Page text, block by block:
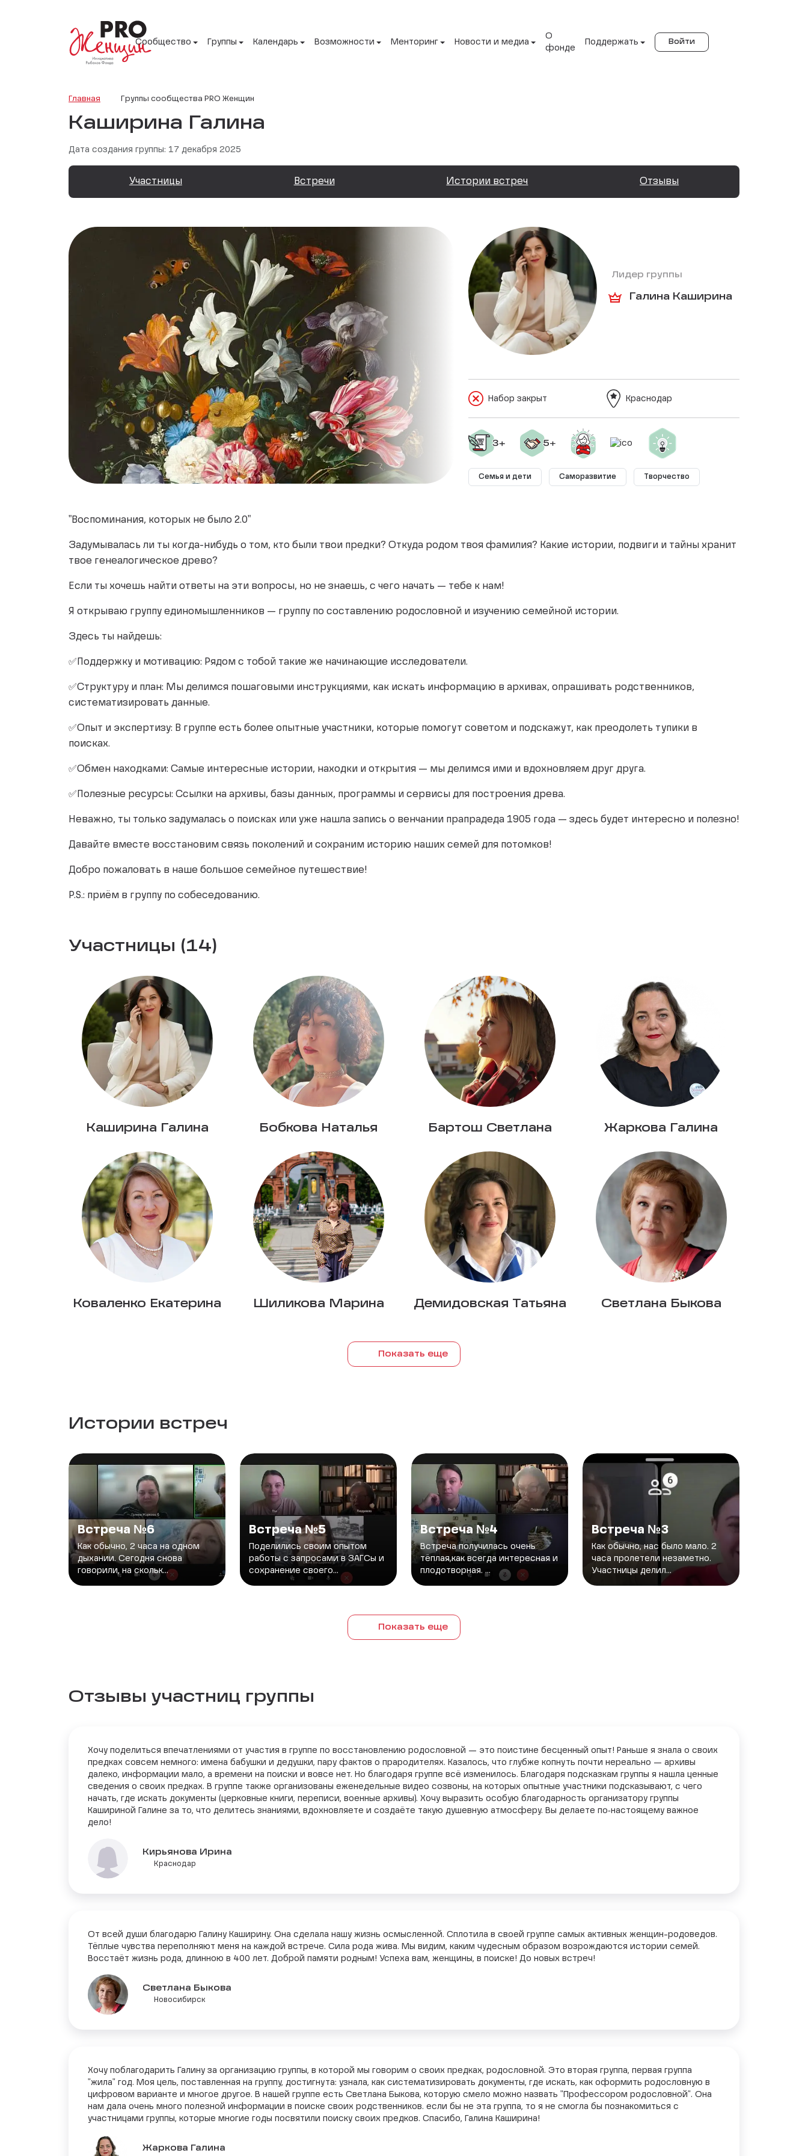
Сообщество Группы Календарь Возможности Менторинг Новости и медиа
О
фонде
Поддержать Войти
Главная Группы сообщества PRO Женщин
Каширина Галина
Дата создания группы: 17 декабря 2025
Участницы Встречи Истории встреч Отзывы
Лидер группы
Галина Каширина
Набор закрыт Краснодар
Семья и дети Саморазвитие Творчество
"Воспоминания, которых не было 2.0"
Задумывалась ли ты когда-нибудь о том, кто были твои предки? Откуда родом твоя фамилия? Какие истории, подвиги и тайны хранит
твое генеалогическое древо?
Если ты хочешь найти ответы на эти вопросы, но не знаешь, с чего начать — тебе к нам!
Я открываю группу единомышленников — группу по составлению родословной и изучению семейной истории.
Здесь ты найдешь:
✅Поддержку и мотивацию: Рядом с тобой такие же начинающие исследователи.
✅Структуру и план: Мы делимся пошаговыми инструкциями, как искать информацию в архивах, опрашивать родственников,
систематизировать данные.
✅Опыт и экспертизу: В группе есть более опытные участники, которые помогут советом и подскажут, как преодолеть тупики в
поисках.
✅Обмен находками: Самые интересные истории, находки и открытия — мы делимся ими и вдохновляем друг друга.
✅Полезные ресурсы: Ссылки на архивы, базы данных, программы и сервисы для построения древа.
Неважно, ты только задумалась о поисках или уже нашла запись о венчании прапрадеда 1905 года — здесь будет интересно и полезно!
Давайте вместе восстановим связь поколений и сохраним историю наших семей для потомков!
Добро пожаловать в наше большое семейное путешествие!
P.S.: приём в группу по собеседованию.
Участницы (14)
Каширина Галина Бобкова Наталья Бартош Светлана Жаркова Галина
Коваленко Екатерина Шиликова Марина Демидовская Татьяна Светлана Быкова
Показать еще
Истории встреч
Встреча №6
Как обычно, 2 часа на одном
дыхании. Сегодня снова
говорили, на скольк...
Встреча №5
Поделились своим опытом
работы с запросами в ЗАГСы и
сохранение своего...
Встреча №4
Встреча получилась очень
тёплая,как всегда интересная и
плодотворная. ...
Встреча №3
Как обычно, нас было мало. 2
часа пролетели незаметно.
Участницы делил...
Показать еще
Отзывы участниц группы
Хочу поделиться впечатлениями от участия в группе по восстановлению родословной — это поистине бесценный опыт! Раньше я знала о своих
предках совсем немного: имена бабушки и дедушки, пару фактов о прародителях. Казалось, что глубже копнуть почти нереально — архивы
далеко, информации мало, а времени на поиски и вовсе нет. Но благодаря группе всё изменилось. Благодаря подсказкам группы я нашла ценные
сведения о своих предках. В группе также организованы еженедельные видео созвоны, на которых опытные участники подсказывают, с чего
начать, где искать документы (церковные книги, переписи, военные архивы). Хочу выразить особую благодарность организатору группы
Кашириной Галине за то, что делитесь знаниями, вдохновляете и создаёте такую душевную атмосферу. Вы делаете по‑настоящему важное
дело!
Кирьянова Ирина
Краснодар
От всей души благодарю Галину Каширину. Она сделала нашу жизнь осмысленной. Сплотила в своей группе самых активных женщин-родоведов.
Тёплые чувства переполняют меня на каждой встрече. Сила рода жива. Мы видим, каким чудесным образом возрождаются истории семей.
Восстаёт жизнь рода, длинною в 400 лет. Доброй памяти родным! Успеха вам, женщины, в поиске! До новых встреч!
Светлана Быкова
Новосибирск
Хочу поблагодарить Галину за организацию группы, в которой мы говорим о своих предках, родословной. Это вторая группа, первая группа
"жила" год. Моя цель, поставленная на группу, достигнута: узнала, как систематизировать документы, где искать, как оформить родословную в
цифровом варианте и многое другое. В нашей группе есть Светлана Быкова, которую смело можно назвать "Профессором родословной". Она
нам дала очень много полезной информации в поиске своих родственников. если бы не эта группа, то я не смогла бы познакомиться с
участницами группы, которые многие годы посвятили поиску своих предков. Спасибо, Галина Каширина!
Жаркова Галина